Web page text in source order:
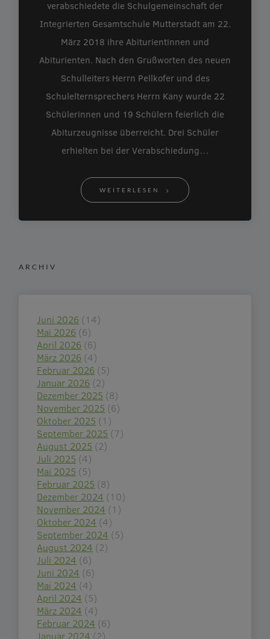
verabschiedete die Schulgemeinschaft der
Integrierten Gesamtschule Mutterstadt am 22.
März 2018 ihre Abiturientinnen und
Abiturienten. Nach den Grußworten des neuen
Schulleiters Herrn Pellkofer und des
Schulelternsprechers Herrn Kany wurde 22
Schülerinnen und 19 Schülern feierlich die
Abiturzeugnisse überreicht. Drei Schüler
erhielten bei der Verabschiedung…
WEITERLESEN
ARCHIV
Juni 2026 (14)
Mai 2026 (6)
April 2026 (6)
März 2026 (4)
Februar 2026 (5)
Januar 2026 (2)
Dezember 2025 (8)
November 2025 (6)
Oktober 2025 (1)
September 2025 (7)
August 2025 (2)
Juli 2025 (4)
Mai 2025 (5)
Februar 2025 (8)
Dezember 2024 (10)
November 2024 (1)
Oktober 2024 (4)
September 2024 (5)
August 2024 (2)
Juli 2024 (6)
Juni 2024 (6)
Mai 2024 (4)
April 2024 (5)
März 2024 (4)
Februar 2024 (6)
Januar 2024 (2)